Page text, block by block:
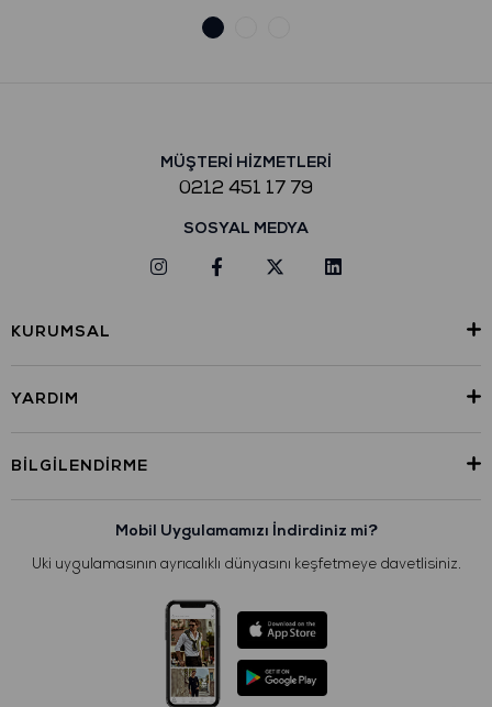
MÜŞTERİ HİZMETLERİ
0212 451 17 79
SOSYAL MEDYA
KURUMSAL
YARDIM
BILGILENDIRME
Mobil Uygulamamızı İndirdiniz mi?
Uki uygulamasının ayrıcalıklı dünyasını keşfetmeye davetlisiniz.